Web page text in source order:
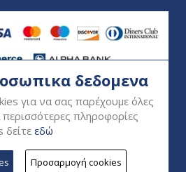
δεδομενα
για να σας παρέχουμε όλες
περισσότερες πληροφορίες
δείτε εδώ
Προσαρμογή cookies